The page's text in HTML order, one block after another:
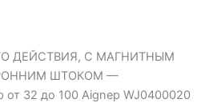
ДЕЙСТВИЯ, С МАГНИТНЫМ
ШТОКОМ —
32 до 100 Aignep WJ0400020